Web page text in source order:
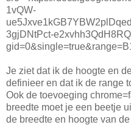
1vQW-
3gjDNtPct-
Je ziet dat ik de hoogte en
definieer en dat ik de range
Ook de toevoeging
breedte moet je een beetje
de breedte en hoogte van